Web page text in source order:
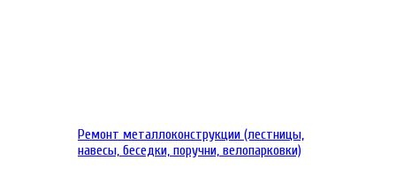
Ремонт металлоконструкции (лестницы,
навесы, беседки, поручни, велопарковки)